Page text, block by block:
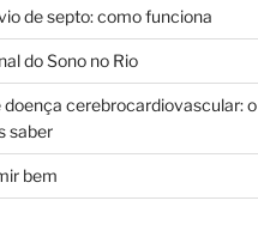
de septo: como funciona
do Sono no Rio
doença cerebrocardiovascular: o
saber
bem